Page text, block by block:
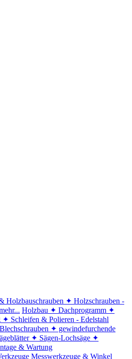
Holzbauschrauben ✦ Holzschrauben -
Holzbau ✦ Dachprogramm ✦
✦ Schleifen & Polieren - Edelstahl
✦ gewindefurchende
✦ Sägen-Lochsäge ✦
& Wartung
Messwerkzeuge & Winkel